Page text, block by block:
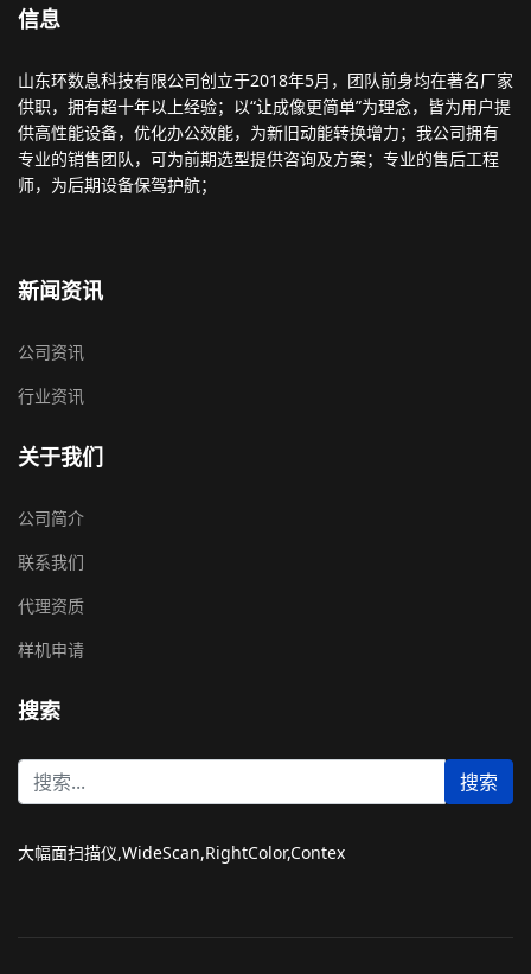
信息
山东环数息科技有限公司创立于2018年5月，团队前身均在著名厂家
供职，拥有超十年以上经验；以“让成像更简单”为理念，皆为用户提
供高性能设备，优化办公效能，为新旧动能转换增力；我公司拥有
专业的销售团队，可为前期选型提供咨询及方案；专业的售后工程
师，为后期设备保驾护航；
新闻资讯
公司资讯
行业资讯
关于我们
公司简介
联系我们
代理资质
样机申请
搜索
站
内
索
搜索
大幅面扫描仪,WideScan,RightColor,Contex